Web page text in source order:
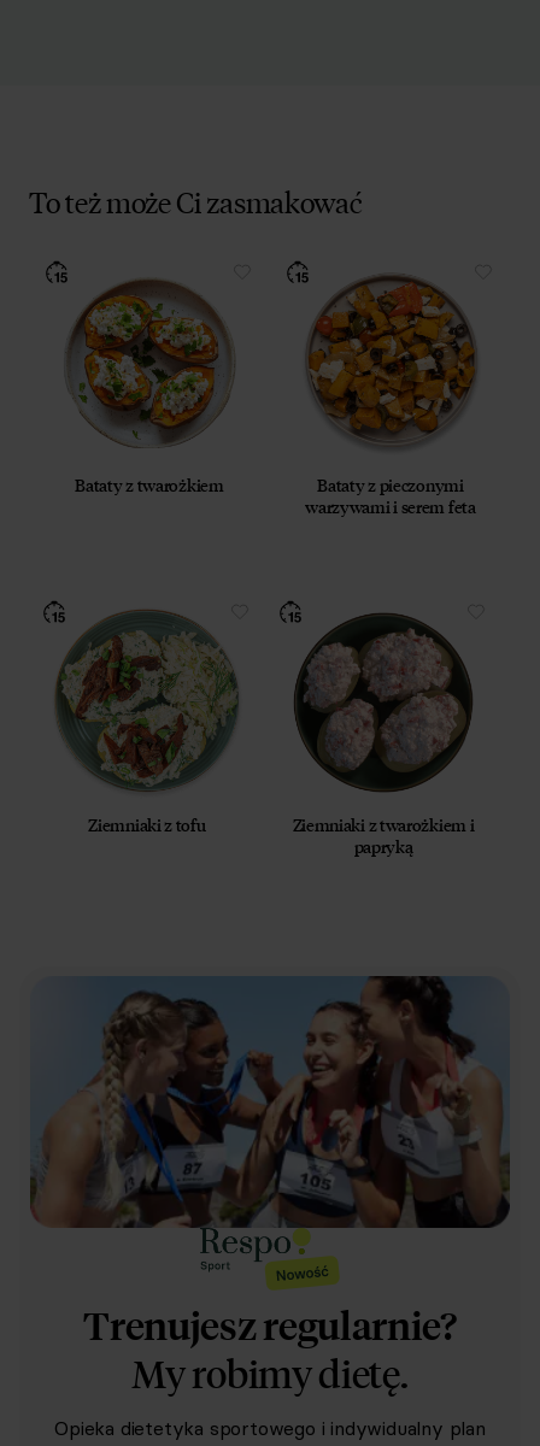
To też może Ci zasmakować
Bataty z twarożkiem
Bataty z pieczonymi
warzywami i serem feta
Ziemniaki z tofu
Ziemniaki z twarożkiem i
papryką
Trenujesz regularnie?
My robimy dietę.
Opieka dietetyka sportowego i indywidualny plan